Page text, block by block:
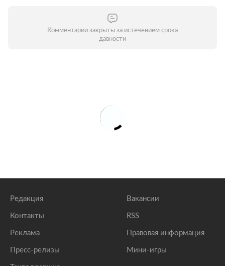
Комментарии закрыты за истечением срока
давности
Редакция
Контакты
Реклама
Пресс-релизы
Вакансии
RSS
Правовая информация
Мини-игры